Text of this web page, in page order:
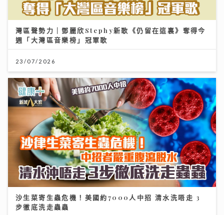
灣區聲勢力｜鄧麗欣Stephy新歌《仍留在這裏》奪得今
週「大灣區音樂榜」冠軍歌
23/07/2026
沙生菜寄生蟲危機！美國約7000人中招 清水洗唔走 3
步徹底洗走蟲蟲